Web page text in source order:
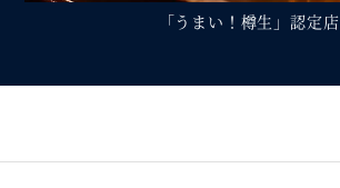
「うまい！樽生」認定店